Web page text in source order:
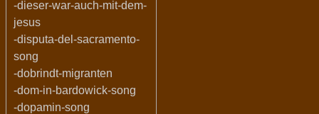
-dieser-war-auch-mit-dem-
jesus
-disputa-del-sacramento-
song
-dobrindt-migranten
-dom-in-bardowick-song
-dopamin-song